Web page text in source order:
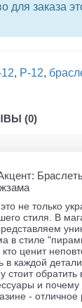
для заказа
, P-12,
(0)
не только
стиля. В
в стиле
ценит
в каждой
стоит обратить
и почему
- отличное